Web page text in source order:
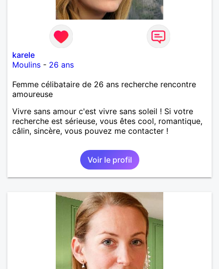
karele
Moulins - 26 ans
Femme célibataire de 26 ans recherche rencontre
amoureuse
Vivre sans amour c'est vivre sans soleil ! Si votre
recherche est sérieuse, vous êtes cool, romantique,
câlin, sincère, vous pouvez me contacter !
Voir le profil